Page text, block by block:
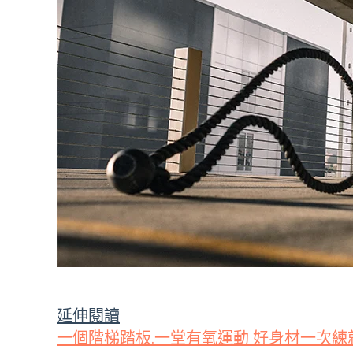
延伸閱讀
一個階梯踏板.一堂有氧運動 好身材一次練